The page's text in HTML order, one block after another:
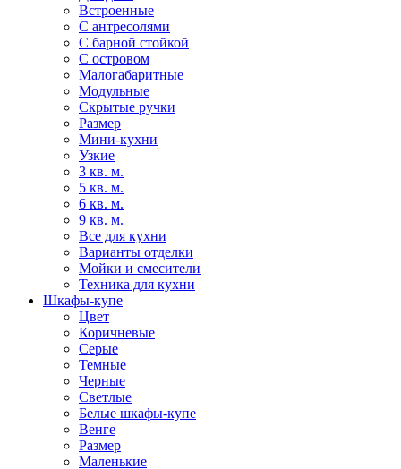
Встроенные
С антресолями
С барной стойкой
С островом
Малогабаритные
Модульные
Скрытые ручки
Размер
Мини-кухни
Узкие
3 кв. м.
5 кв. м.
6 кв. м.
9 кв. м.
Все для кухни
Варианты отделки
Мойки и смесители
Техника для кухни
Шкафы-купе
Цвет
Коричневые
Серые
Темные
Черные
Светлые
Белые шкафы-купе
Венге
Размер
Маленькие